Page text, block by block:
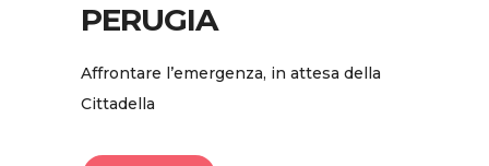
PERUGIA
Affrontare l’emergenza, in attesa della
Cittadella